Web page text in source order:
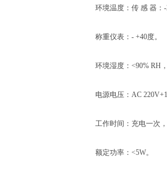
环境温度：传 感 器：-
称重仪表：- +40度。
环境湿度：<90% RH
电源电压：AC
工作时间：充电一次，
额定功率：<5W。